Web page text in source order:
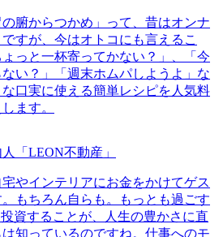
の腑からつかめ」って、昔はオンナ
すが、今はオトコにも言えるこ
っと一杯寄ってかない？」、「今
い？」「週末ホムパしようよ」な
口実に使える簡単レシピを人気料
ます。
「LEON不動産」
やインテリアにお金をかけてゲス
。もちろん自らも。もっとも過ごす
資することが、人生の豊かさに直
知っているのですね。仕事へのモ